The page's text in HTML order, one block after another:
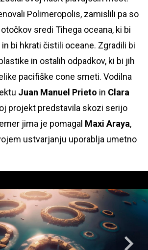
Polimeropolis, zamislili pa so
sredi Tihega oceana, ki bi
bi hkrati čistili oceane. Zgradili bi
in ostalih odpadkov, ki bi jih
pacifiške cone smeti. Vodilna
Juan Manuel Prieto in Clara
projekt predstavila skozi serijo
jima je pomagal Maxi Araya,
ustvarjanju uporablja umetno